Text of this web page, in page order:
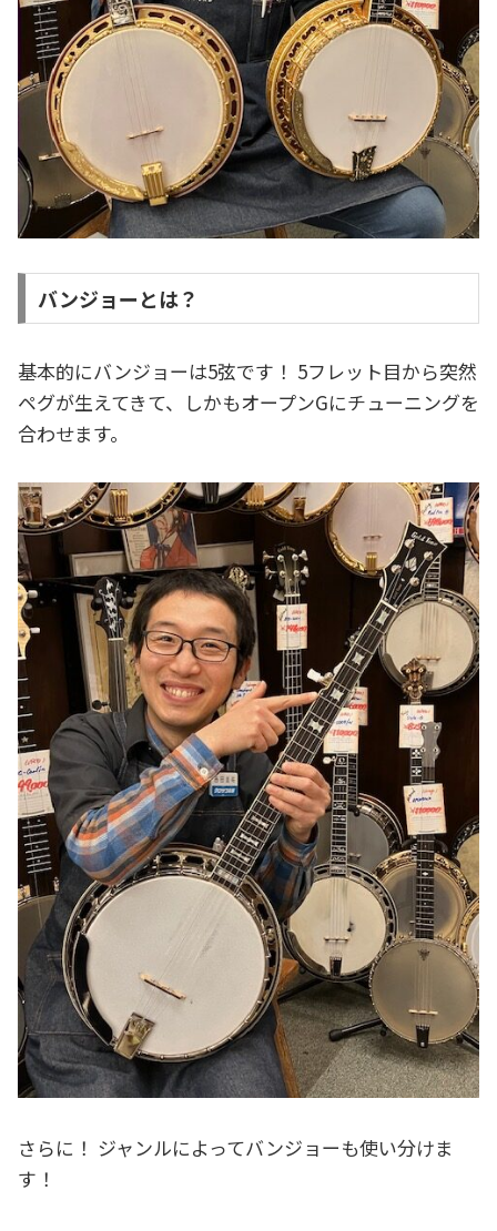
バンジョーとは？
基本的にバンジョーは5弦です！ 5フレット目から突然
ペグが生えてきて、しかもオープンGにチューニングを
合わせます。
さらに！ ジャンルによってバンジョーも使い分けま
す！